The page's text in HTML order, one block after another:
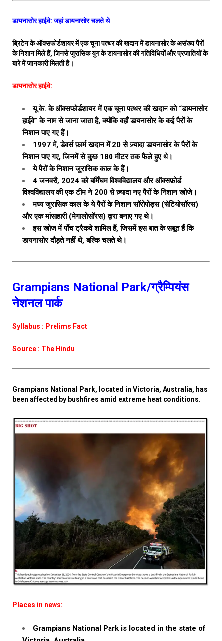
डायनासोर हाईवे: जहां डायनासोर चलते थे
ब्रिटेन के ऑक्सफोर्डशायर में एक चूना पत्थर की खदान में डायनासोर के असंख्य पैरों
के निशान मिले हैं, जिनसे जुरासिक युग के डायनासोर की गतिविधियों और प्रजातियों के
बारे में जानकारी मिलती है।
डायनासोर हाईवे:
यू.के. के ऑक्सफोर्डशायर में एक चूना पत्थर की खदान को “डायनासोर
हाईवे” के नाम से जाना जाता है, क्योंकि वहाँ डायनासोर के कई पैरों के
निशान पाए गए हैं।
1997 में, डेवर्स फ़ार्म खदान में 20 से ज़्यादा डायनासोर के पैरों के
निशान पाए गए, जिनमें से कुछ 180 मीटर तक फैले हुए थे।
ये पैरों के निशान जुरासिक काल के हैं।
4 जनवरी, 2024 को बर्मिंघम विश्वविद्यालय और ऑक्सफ़ोर्ड
विश्वविद्यालय की एक टीम ने 200 से ज़्यादा नए पैरों के निशान खोजे।
मध्य जुरासिक काल के ये पैरों के निशान सॉरोपोड्स (सेटियोसॉरस)
और एक मांसाहारी (मेगालोसॉरस) द्वारा बनाए गए थे।
इस खोज में पाँच ट्रैकवे शामिल हैं, जिसमें इस बात के सबूत हैं कि
डायनासोर दौड़ते नहीं थे, बल्कि चलते थे।
Grampians National Park/ग्रैम्पियंस
नेशनल पार्क
Syllabus : Prelims Fact
Source : The Hindu
Grampians National Park, located in Victoria, Australia, has
been affected by bushfires amid extreme heat conditions.
Places in news:
Grampians National Park is located in the state of